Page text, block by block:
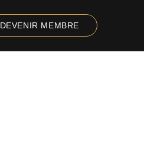
DEVENIR MEMBRE